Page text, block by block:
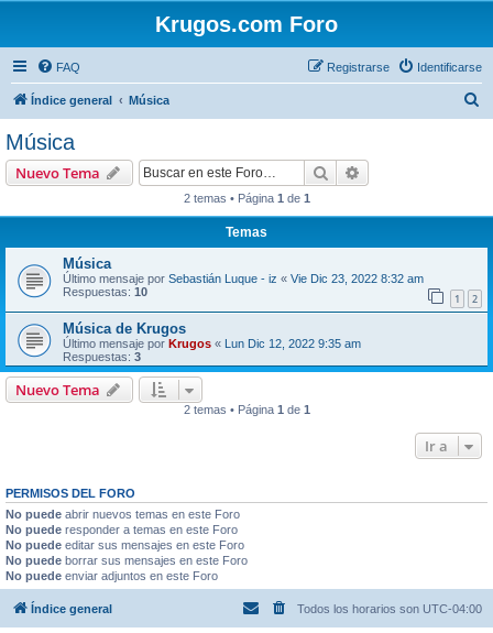
Krugos.com Foro
FAQ Identificarse
Registrarse
Índice general Música
Música
Nuevo Tema Buscar
2 temas • Página 1 de 1
Temas
Música
Último mensaje por Sebastián Luque - iz « Vie Dic 23, 2022 8:32 am
Respuestas: 10 1 2
Música de Krugos
Último mensaje por Krugos « Lun Dic 12, 2022 9:35 am
Respuestas: 3
Nuevo Tema
2 temas • Página 1 de 1
Ir a
PERMISOS DEL FORO
No puede abrir nuevos temas en este Foro
No puede responder a temas en este Foro
No puede editar sus mensajes en este Foro
No puede borrar sus mensajes en este Foro
No puede enviar adjuntos en este Foro
Índice general Todos los horarios son UTC-04:00